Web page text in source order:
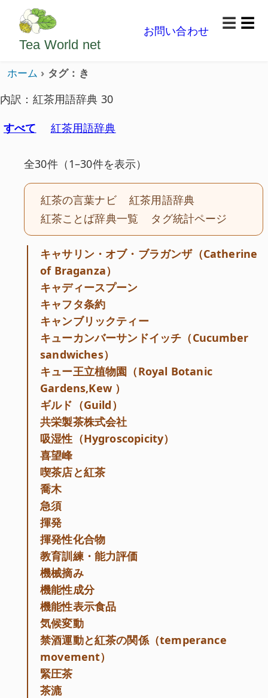
ようこそいらっしゃいました。どうぞごゆっくり楽
Tea World net
お問い合わせ
☰
ホーム タグ：き
内訳：紅茶用語辞典 30
すべて
紅茶用語辞典
全30件（1–30件を表示）
紅茶の言葉ナビ
紅茶用語辞典
紅茶ことば辞典一覧
タグ統計ページ
キャサリン・オブ・ブラガンザ（Catherine
of Braganza）
キャディースプーン
キャフタ条約
キャンブリックティー
キューカンバーサンドイッチ（Cucumber
sandwiches）
キュー王立植物園（Royal Botanic
Gardens,Kew ）
ギルド（Guild）
共栄製茶株式会社
吸湿性（Hygroscopicity）
喜望峰
喫茶店と紅茶
喬木
急須
揮発
揮発性化合物
教育訓練・能力評価
機械摘み
機能性成分
機能性表示食品
気候変動
禁酒運動と紅茶の関係（temperance
movement）
緊圧茶
茶漉